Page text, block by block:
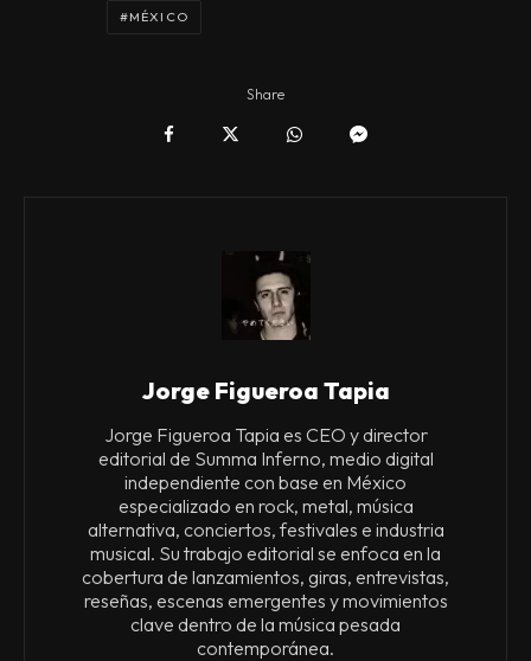
MÉXICO
Share
Jorge Figueroa Tapia
Jorge Figueroa Tapia es CEO y director
editorial de Summa Inferno, medio digital
independiente con base en México
especializado en rock, metal, música
alternativa, conciertos, festivales e industria
musical. Su trabajo editorial se enfoca en la
cobertura de lanzamientos, giras, entrevistas,
reseñas, escenas emergentes y movimientos
clave dentro de la música pesada
contemporánea.